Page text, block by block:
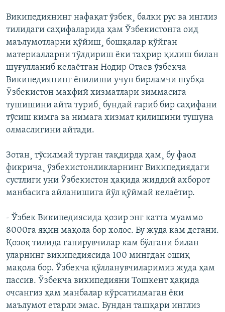
Википедиянинг нафақат ўзбек¸ балки рус ва инглиз
тилидаги саҳифаларида ҳам Ўзбекистонга оид
маълумотларни қўйиш¸ бошқалар қўйган
материалларни тўлдириш ëки таҳрир қилиш билан
шуғулланиб келаëтган Нодир Отаев ўзбекча
Википедиянинг ëпилиши учун бирламчи шубҳа
Ўзбекистон махфий хизматлари зиммасига
тушишини айта туриб¸ бундай ғариб бир саҳифани
тўсиш кимга ва нимага хизмат қилишини тушуна
олмаслигини айтади.
Зотан¸ тўсилмай турган тақдирда ҳам¸ бу фаол
фикрича¸ ўзбекистонликларнинг Википедиядаги
сустлиги уни Ўзбекистон ҳақида жиддий ахборот
манбасига айланишига йўл қўймай келаëтир.
- Ўзбек Википедиясида ҳозир энг катта муаммо
8000га яқин мақола бор холос. Бу жуда кам дегани.
Қозоқ тилида гапирувчилар кам бўлгани билан
уларнинг википедиясида 100 мингдан ошиқ
мақола бор. Ўзбекча қўлланувчиларимиз жуда ҳам
пассив. Ўзбекча википедияни Тошкент ҳақида
очсангиз ҳам манбалар кўрсатилмаган ëки
маълумот етарли эмас. Бундан ташқари инглиз